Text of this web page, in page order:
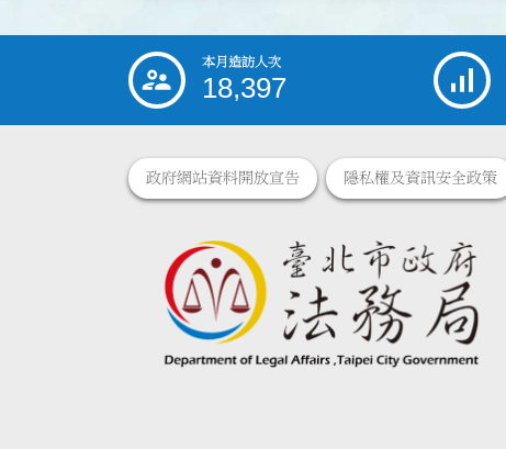
::: 本月造訪人次
18,397
政府網站資料開放宣告 隱私權及資訊安全政策